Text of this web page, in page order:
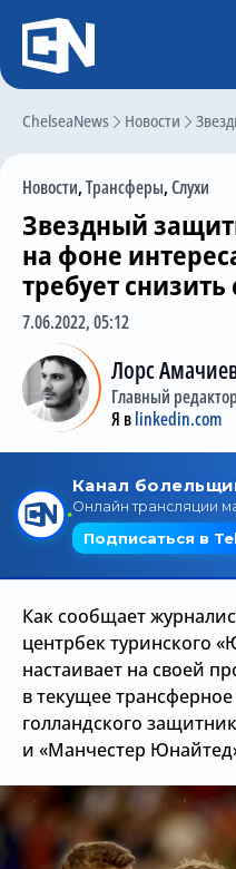
ChelseaNews Новости
Новости,Трансферы,Слухи
Звездный
на фоне
требует
7.06.2022, 05:12
Лорс
Главный редактор
Я вlinkedin.com
Как сообщает
центрбек туринского
настаивает на своей
в текущее трансферное
голландского
и «Манчестер
Регистрация
Главная
Чат
Трансферы
Слухи
История Челси
Статистика
Календарь игр
Состав команды
Поиск по сайту
Трансляции
О сайте
Контакты